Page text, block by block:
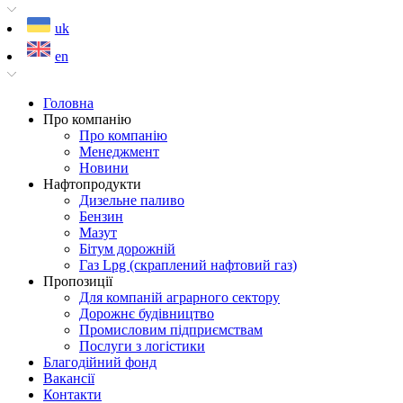
uk
en
Головна
Про компанію
Про компанію
Менеджмент
Новини
Нафтопродукти
Дизельне паливо
Бензин
Мазут
Бітум дорожній
Газ Lpg (скраплений нафтовий газ)
Пропозиції
Для компаній аграрного сектору
Дорожнє будівництво
Промисловим підприємствам
Послуги з логістики
Благодійний фонд
Вакансії
Контакти